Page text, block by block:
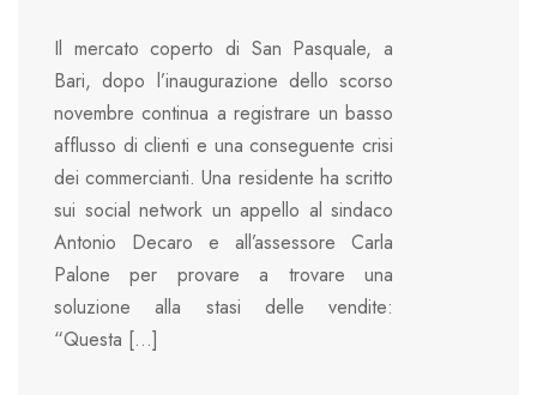
Il mercato coperto di San Pasquale, a
Bari, dopo l’inaugurazione dello scorso
novembre continua a registrare un basso
afflusso di clienti e una conseguente crisi
dei commercianti. Una residente ha scritto
sui social network un appello al sindaco
Antonio Decaro e all’assessore Carla
Palone per provare a trovare una
soluzione alla stasi delle vendite:
“Questa […]